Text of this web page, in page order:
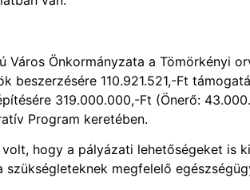
Város Önkormányzata a Tömörkényi
beszerzésére 110.921.521,-Ft
319.000.000,-Ft (Önerő:
Program keretében.
hogy a pályázati lehetőségeket is
szükségleteknek megfelelő